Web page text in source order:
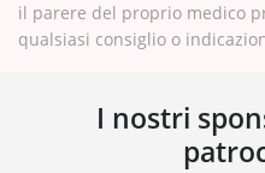
il parere del proprio medico
qualsiasi consiglio o
I nostri